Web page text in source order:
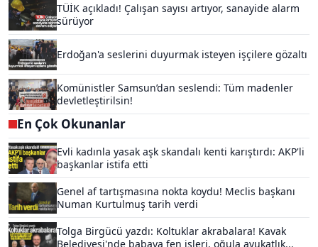
TÜİK açıkladı! Çalışan sayısı artıyor, sanayide alarm
sürüyor
Erdoğan'a seslerini duyurmak isteyen işçilere gözaltı
Komünistler Samsun’dan seslendi: Tüm madenler
devletleştirilsin!
En Çok Okunanlar
Evli kadınla yasak aşk skandalı kenti karıştırdı: AKP'li
başkanlar istifa etti
Genel af tartışmasına nokta koydu! Meclis başkanı
Numan Kurtulmuş tarih verdi
Tolga Birgücü yazdı: Koltuklar akrabalara! Kavak
Belediyesi'nde babaya fen işleri, oğula avukatlık...